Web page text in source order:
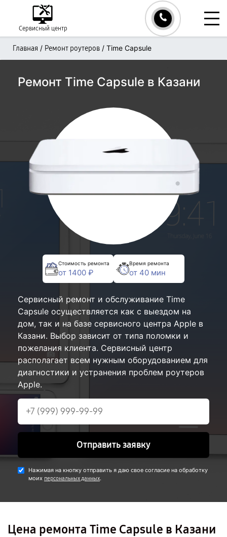
Сервисный центр
Главная / Ремонт роутеров / Time Capsule
Ремонт Time Capsule в Казани
Стоимость ремонта
от 1400 ₽
Время ремонта
от 40 мин
Сервисный ремонт и обслуживание Time
Capsule осуществляется как с выездом на
дом, так и на базе сервисного центра Apple в
Казани. Выбор зависит от типа поломки и
пожелания клиента. Сервисный центр
располагает всем нужным оборудованием для
диагностики и устранения проблем роутеров
Apple.
Отправить заявку
Нажимая на кнопку отправить я даю свое согласие на обработку
моих персональных данных.
Цена ремонта Time Capsule в Казани